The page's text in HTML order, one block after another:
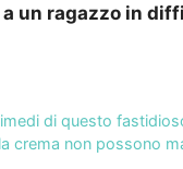
un ragazzo in
di questo
crema non possono